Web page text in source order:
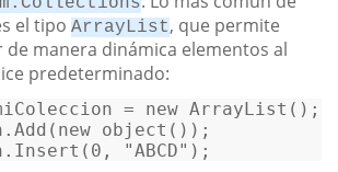
el tipo ArrayList, que permite
manera dinámica elementos al
predeterminado:
= new
new object ());
0 , "ABCD" );